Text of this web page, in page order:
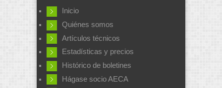
Inicio
Quiénes somos
Artículos técnicos
Estadísticas y precios
Histórico de boletines
Hágase socio AECA